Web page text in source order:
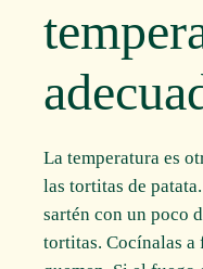
La temperatura es
las tortitas de
sartén con un poco
tortitas. Cocínalas a